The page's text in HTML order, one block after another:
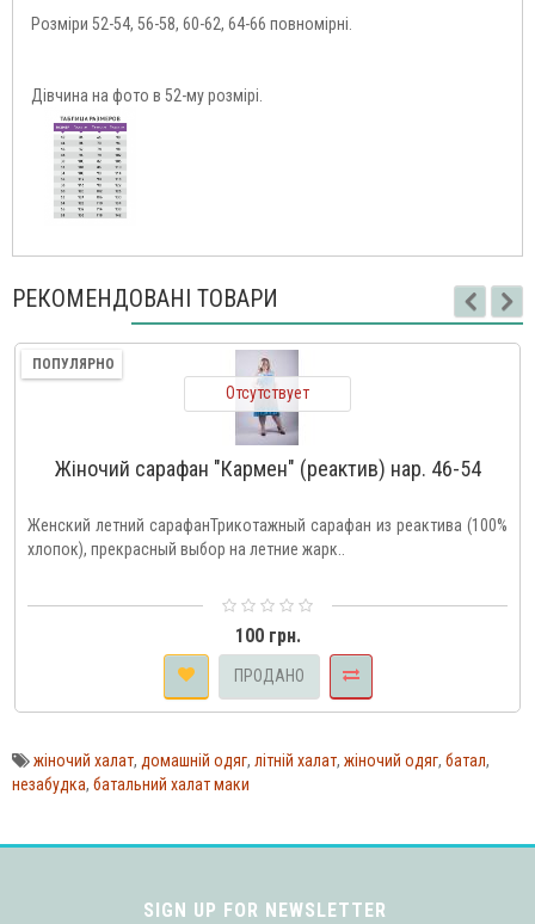
Розміри 52-54, 56-58, 60-62, 64-66 повномірні.
Дівчина на фото в 52-му розмірі.
РЕКОМЕНДОВАНІ ТОВАРИ
ПОПУЛЯРНО
Отсутствует
Жіночий сарафан "Кармен" (реактив) нар. 46-54
Женский летний сарафанТрикотажный сарафан из реактива (100%
хлопок), прекрасный выбор на летние жарк..
100 грн.
ПРОДАНО
жіночий халат, домашній одяг, літній халат, жіночий одяг, батал,
незабудка, батальний халат маки
SIGN UP FOR NEWSLETTER